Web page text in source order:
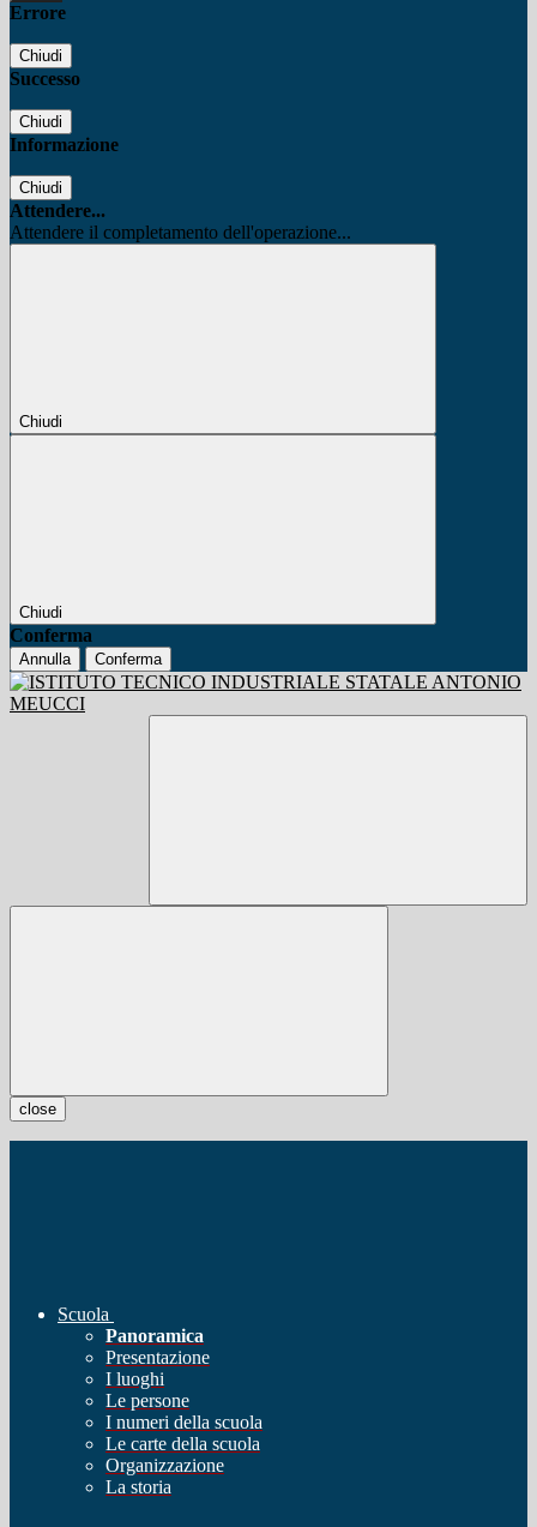
Errore
Chiudi
Successo
Chiudi
Informazione
Chiudi
Attendere...
Attendere il completamento dell'operazione...
Chiudi
Chiudi
Conferma
Annulla Conferma
close
Scuola
Panoramica
Presentazione
I luoghi
Le persone
I numeri della scuola
Le carte della scuola
Organizzazione
La storia